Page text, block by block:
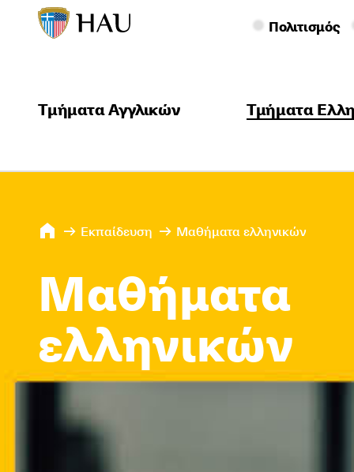
Πολιτισμός
Τμήματα Αγγλικών Τμήματα
Εκπαίδευση Μαθήματα ελληνικών
Μαθήματα
ελληνικών